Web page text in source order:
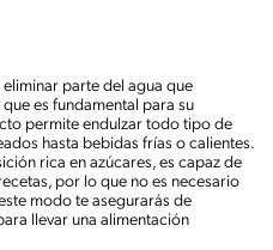
eliminar parte del agua que
es fundamental para su
permite endulzar todo tipo de
hasta bebidas frías o calientes.
rica en azúcares, es capaz de
por lo que no es necesario
modo te asegurarás de
llevar una alimentación